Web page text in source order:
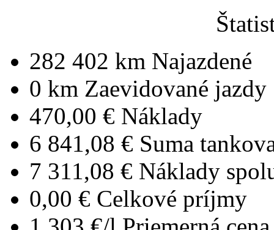
282 402 km Najazdené
0 km Zaevidované jazdy
470,00 € Náklady
6 841,08 € Suma
7 311,08 € Náklady
0,00 € Celkové príjmy